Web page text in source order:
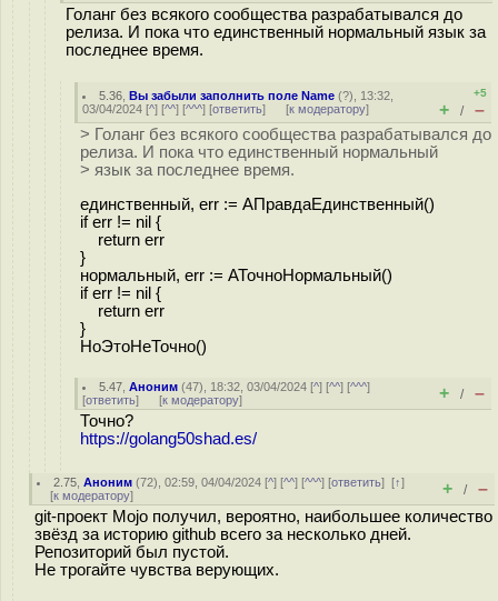
Голанг без всякого сообщества разрабатывался до
релиза. И пока что единственный нормальный язык за
последнее время.
5.36 ,Вы забыли заполнить поле Name (?), 13:32,
03/04/2024 [^] [^^] [^^^] [ответить] [к модератору]
+5
+ / –
> Голанг без всякого сообщества разрабатывался до
релиза. И пока что единственный нормальный
> язык за последнее время.
eдинственный, err := АПравдаЕдинственный()
if err != nil {
return err
}
нормальный, err := АТочноНормальный()
if err != nil {
return err
}
НоЭтоНеТочно()
5.47 ,Аноним (47), 18:32, 03/04/2024 [^] [^^] [^^^]
[ответить] [к модератору] + / –
Точно?
https://golang50shad.es/
2.75 ,Аноним (72), 02:59, 04/04/2024 [^] [^^] [^^^] [ответить][↑]
[к модератору] + / –
git-проект Mojo получил, вероятно, наибольшее количество
звёзд за историю github всего за несколько дней.
Репозиторий был пустой.
Не трогайте чувства верующих.